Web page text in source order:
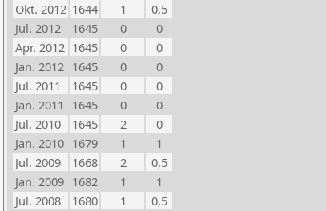
Okt. 2012 1644 1
0,5
Jul. 2012
1645 0
0
Apr. 2012 1645 0
0
Jan. 2012 1645 0
0
Jul. 2011
1645 0
0
Jan. 2011
1645 0
0
Jul. 2010
1645 2
0
Jan. 2010 1679 1
1
Jul. 2009
1668 2
0,5
Jan. 2009 1682 1
1
Jul. 2008
1680 1
0,5